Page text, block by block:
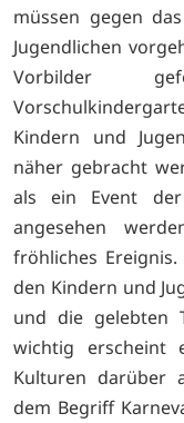
müssen gegen
Jugendlichen
Vorbilder
Kindern und
näher gebracht
als ein Event der
angesehen
fröhliches
den Kindern und
und die gelebten
wichtig erscheint
Kulturen darüber
dem Begriff